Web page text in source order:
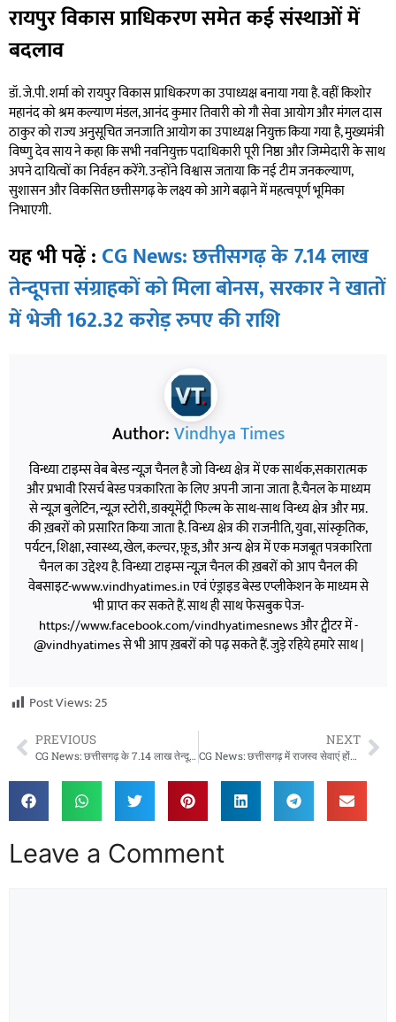
रायपुर विकास प्राधिकरण समेत कई संस्थाओं में
बदलाव
डॉ. जे.पी. शर्मा को रायपुर विकास प्राधिकरण का उपाध्यक्ष बनाया गया है. वहीं किशोर
महानंद को श्रम कल्याण मंडल, आनंद कुमार तिवारी को गौ सेवा आयोग और मंगल दास
ठाकुर को राज्य अनुसूचित जनजाति आयोग का उपाध्यक्ष नियुक्त किया गया है, मुख्यमंत्री
विष्णु देव साय ने कहा कि सभी नवनियुक्त पदाधिकारी पूरी निष्ठा और जिम्मेदारी के साथ
अपने दायित्वों का निर्वहन करेंगे. उन्होंने विश्वास जताया कि नई टीम जनकल्याण,
सुशासन और विकसित छत्तीसगढ़ के लक्ष्य को आगे बढ़ाने में महत्वपूर्ण भूमिका
निभाएगी.
यह भी पढ़ें : CG News: छत्तीसगढ़ के 7.14 लाख
तेन्दूपत्ता संग्राहकों को मिला बोनस, सरकार ने खातों
में भेजी 162.32 करोड़ रुपए की राशि
Author:Vindhya Times
विन्ध्या टाइम्स वेब बेस्ड न्यूज़ चैनल है जो विन्ध्य क्षेत्र में एक सार्थक,सकारात्मक
और प्रभावी रिसर्च बेस्ड पत्रकारिता के लिए अपनी जाना जाता है.चैनल के माध्यम
से न्यूज़ बुलेटिन, न्यूज़ स्टोरी, डाक्यूमेंट्री फिल्म के साथ-साथ विन्ध्य क्षेत्र और मप्र.
की ख़बरों को प्रसारित किया जाता है. विन्ध्य क्षेत्र की राजनीति, युवा, सांस्कृतिक,
पर्यटन, शिक्षा, स्वास्थ्य, खेल, कल्चर, फ़ूड, और अन्य क्षेत्र में एक मजबूत पत्रकारिता
चैनल का उद्देश्य है. विन्ध्या टाइम्स न्यूज़ चैनल की ख़बरों को आप चैनल की
वेबसाइट-www.vindhyatimes.in एवं एंड्राइड बेस्ड एप्लीकेशन के माध्यम से
भी प्राप्त कर सकते हैं. साथ ही साथ फेसबुक पेज-
https://www.facebook.com/vindhyatimesnews और ट्वीटर में -
@vindhyatimes से भी आप ख़बरों को पढ़ सकते हैं. जुड़े रहिये हमारे साथ |
Post Views:25
PREVIOUS
CG News: छत्तीसगढ़ के 7.14 लाख तेन्दूपत्ता संग्राहकों को मिला बोनस, सरकार ने खातों में भेजी 162.32 करोड़ रुपए की राशि
NEXT
CG News: छत्तीसगढ़ में राजस्व सेवाएं होंगी पूरी तरह डिजिटल, मुख्यमंत्री ने दिए पारदर्शी और समयबद्ध व्यवस्था के निर्देश
Leave a Comment